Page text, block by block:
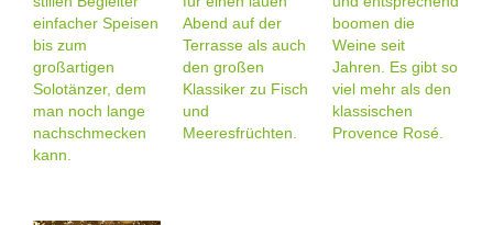
einfacher Speisen
bis zum
großartigen
Solotänzer, dem
man noch lange
nachschmecken
kann.
Abend auf der
Terrasse als auch
den großen
Klassiker zu Fisch
und
Meeresfrüchten.
boomen die
Weine seit
Jahren. Es gibt so
viel mehr als den
klassischen
Provence Rosé.